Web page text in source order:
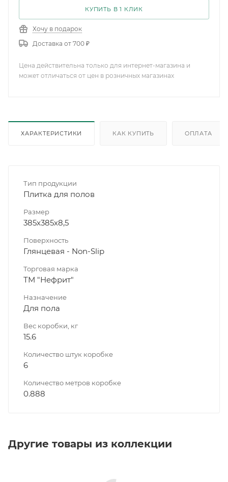
КУПИТЬ В 1 КЛИК
Хочу в подарок
Доставка от 700 ₽
Цена действительна только для интернет-магазина и
может отличаться от цен в розничных магазинах
ХАРАКТЕРИСТИКИ КАК КУПИТЬ ОПЛАТА
Тип продукции
Плитка для полов
Размер
385х385х8,5
Поверхность
Глянцевая - Non-Slip
Торговая марка
ТМ "Нефрит"
Назначение
Для пола
Вес коробки, кг
15.6
Количество штук коробке
6
Количество метров коробке
0.888
Другие товары из коллекции